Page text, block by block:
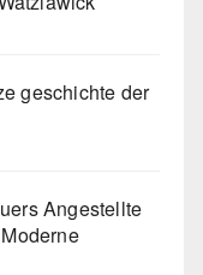
geschichte der
Angestellte